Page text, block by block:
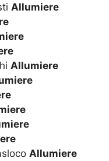
Allumiere
Allumiere
Allumiere